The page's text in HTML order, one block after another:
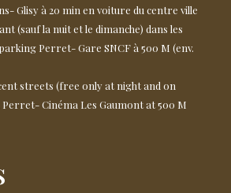
Glisy à 20 min en voiture du centre ville
(sauf la nuit et le dimanche) dans les
Perret- Gare SNCF à 500 M (env.
streets (free only at night and on
Cinéma Les Gaumont at 500 M